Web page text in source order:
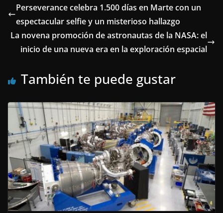
Perseverance celebra 1.500 días en Marte con un
espectacular selfie y un misterioso hallazgo
La novena promoción de astronautas de la NASA: el
inicio de una nueva era en la exploración espacial
También te puede gustar